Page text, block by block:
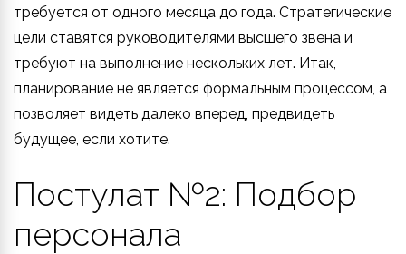
требуется от одного месяца до года. Стратегические
цели ставятся руководителями высшего звена и
требуют на выполнение нескольких лет. Итак,
планирование не является формальным процессом, а
позволяет видеть далеко вперед, предвидеть
будущее, если хотите.
Постулат №2: Подбор
персонала